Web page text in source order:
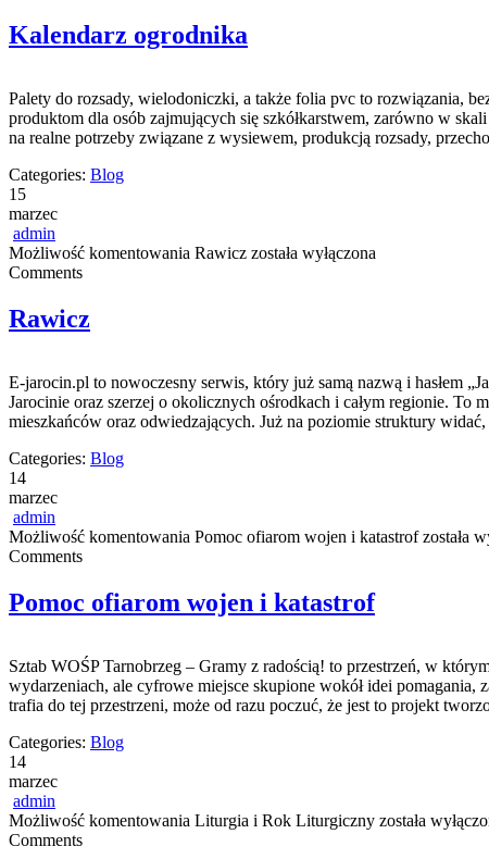
Kalendarz ogrodnika
Palety do rozsady, wielodoniczki, a także folia pvc to rozwiązania,
produktom dla osób zajmujących się szkółkarstwem, zarówno w
na realne potrzeby związane z wysiewem, produkcją rozsady,
Categories: Blog
15
marzec
admin
Możliwość komentowania Rawicz została wyłączona
Comments
Rawicz
E-jarocin.pl to nowoczesny serwis, który już samą nazwą i hasłem
Jarocinie oraz szerzej o okolicznych ośrodkach i całym regionie.
mieszkańców oraz odwiedzających. Już na poziomie struktury
Categories: Blog
14
marzec
admin
Możliwość komentowania Pomoc ofiarom wojen i katastrofzostała
Comments
Pomoc ofiarom wojen i katastrof
Sztab WOŚP Tarnobrzeg – Gramy z radością! to przestrzeń, w
wydarzeniach, ale cyfrowe miejsce skupione wokół idei
trafia do tej przestrzeni, może od razu poczuć, że jest to projekt
Categories: Blog
14
marzec
admin
Możliwość komentowania Liturgia i Rok Liturgiczny została
Comments